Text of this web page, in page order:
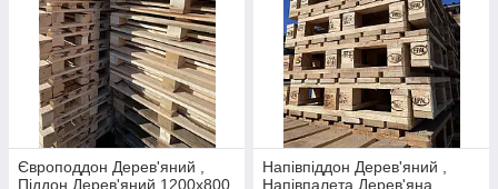
Європоддон Дерев'яний ,
Піддон Дерев'яний 1200х800
Напівпіддон Дерев'яний ,
Напівпалета Дерев'яна